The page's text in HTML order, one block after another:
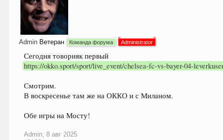
Admin Ветеран Команда форума Administrator
Сегодня товорняк первый
https://okko.sport/sport/live_event/chelsea-fc-vs-bayer-04-
Смотрим.
В воскресенье там же на ОККО и с Миланом.
Обе игры на Мосту!
Admin, 8 авг 2025